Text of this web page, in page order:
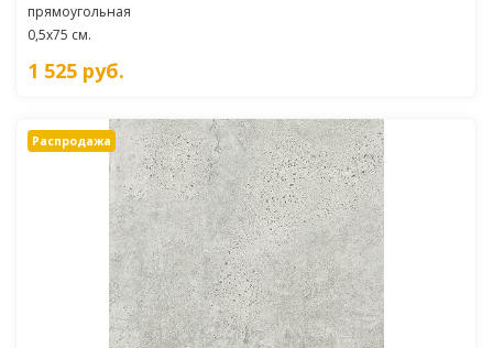
прямоугольная
0,5x75 см.
1 525 руб.
Распродажа